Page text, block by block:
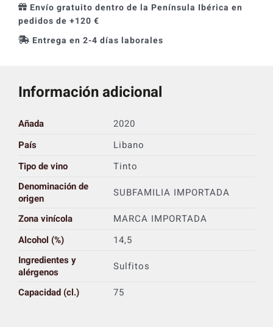
Envío gratuito dentro de la Península Ibérica en
pedidos de +120 €
Entrega en 2-4 días laborales
Información adicional
Añada
2020
País
Libano
Tipo de vino
Tinto
Denominación de
origen
SUBFAMILIA IMPORTADA
Zona vinícola
MARCA IMPORTADA
Alcohol (%)
14,5
Ingredientes y
alérgenos
Sulfitos
Capacidad (cl.)
75